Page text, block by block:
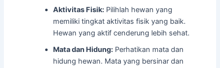
Aktivitas Fisik: Pilihlah hewan yang
memiliki tingkat aktivitas fisik yang baik.
Hewan yang aktif cenderung lebih sehat.
Mata dan Hidung: Perhatikan mata dan
hidung hewan. Mata yang bersinar dan